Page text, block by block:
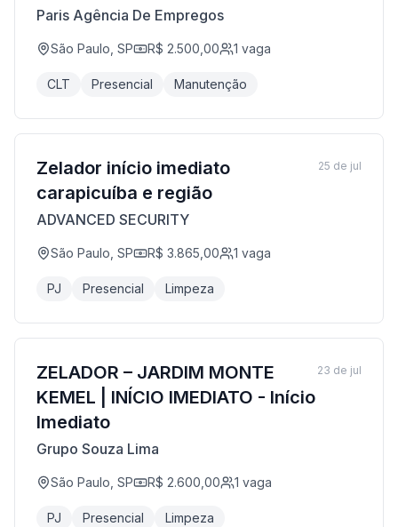
Paris Agência De Empregos
São Paulo, SP R$ 2.500,00 1 vaga
CLT Presencial Manutenção
Zelador início imediato
carapicuíba e região
ADVANCED SECURITY
São Paulo, SP R$ 3.865,00 1 vaga
PJ Presencial Limpeza
25 de jul
ZELADOR – JARDIM MONTE
KEMEL | INÍCIO IMEDIATO - Início
Imediato
Grupo Souza Lima
São Paulo, SP R$ 2.600,00 1 vaga
PJ Presencial Limpeza
23 de jul